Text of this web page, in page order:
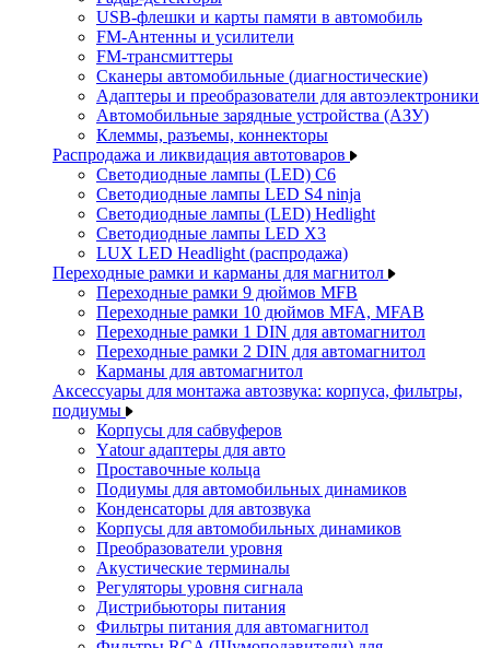
USB-флешки и карты памяти в автомобиль
FM-Антенны и усилители
FM-трансмиттеры
Сканеры автомобильные (диагностические)
Адаптеры и преобразователи для автоэлектроники
Автомобильные зарядные устройства (АЗУ)
Клеммы, разъемы, коннекторы
Распродажа и ликвидация автотоваров
Светодиодные лампы (LED) C6
Светодиодные лампы LED S4 ninja
Светодиодные лампы (LED) Hedlight
Светодиодные лампы LED X3
LUX LED Headlight (распродажа)
Переходные рамки и карманы для магнитол
Переходные рамки 9 дюймов MFB
Переходные рамки 10 дюймов MFA, MFAB
Переходные рамки 1 DIN для автомагнитол
Переходные рамки 2 DIN для автомагнитол
Карманы для автомагнитол
Аксессуары для монтажа автозвука: корпуса, фильтры,
подиумы
Корпусы для сабвуферов
Yаtour адаптеры для авто
Проставочные кольца
Подиумы для автомобильных динамиков
Конденсаторы для автозвука
Корпусы для автомобильных динамиков
Преобразователи уровня
Акустические терминалы
Регуляторы уровня сигнала
Дистрибьюторы питания
Фильтры питания для автомагнитол